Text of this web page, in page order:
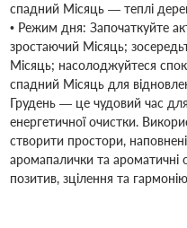
спадний Місяць — теплі
• Режим дня: Започаткуйте
зростаючий Місяць;
Місяць; насолоджуйтеся
спадний Місяць для
Грудень — це чудовий час
енергетичної очистки.
створити простори,
аромапалички та ароматичні
позитив, зцілення та